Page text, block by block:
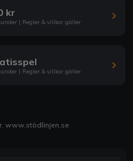
kr
| Regler & villkor gäller
| Regler & villkor gäller
www.stödlinjen.se